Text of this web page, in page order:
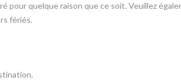
pour quelque raison que ce soit. Veuillez
fériés.